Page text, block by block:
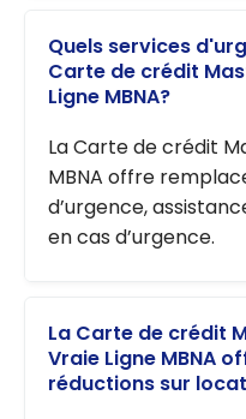
Quels services
Carte de crédit
Ligne MBNA?
La Carte de crédit
MBNA offre
d’urgence,
en cas d’urgence.
La Carte de crédit
Vraie Ligne MBNA
réductions sur